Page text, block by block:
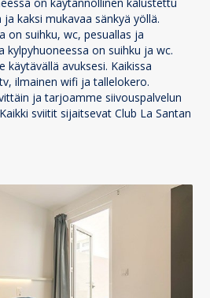
kaksi mukavaa sänkyä yöllä.
on suihku, wc, pesuallas ja
kylpyhuoneessa on suihku ja wc.
käytävällä avuksesi. Kaikissa
ilmainen wifi ja tallelokero.
ja tarjoamme siivouspalvelun
sviitit sijaitsevat Club La Santan